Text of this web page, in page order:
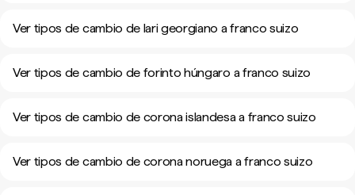
Ver tipos de cambio de lari georgiano a franco suizo
Ver tipos de cambio de forinto húngaro a franco suizo
Ver tipos de cambio de corona islandesa a franco suizo
Ver tipos de cambio de corona noruega a franco suizo